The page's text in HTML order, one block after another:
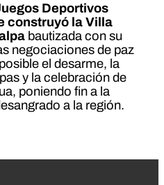
Deportivos
construyó la Villa
bautizada con su
negociaciones de paz
el desarme, la
y la celebración de
poniendo fin a la
a la región.